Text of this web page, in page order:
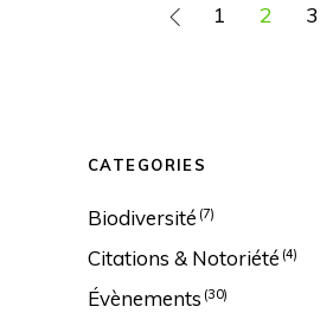
1 2 3
CATEGORIES
Biodiversité (7)
Citations & Notoriété (4)
Évènements (30)